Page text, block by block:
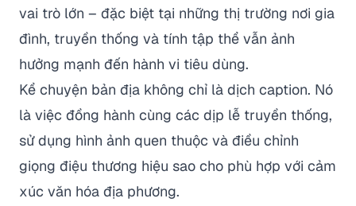
vai trò lớn – đặc biệt tại những thị trường nơi gia
đình, truyền thống và tính tập thể vẫn ảnh
hưởng mạnh đến hành vi tiêu dùng.
Kể chuyện bản địa không chỉ là dịch caption. Nó
là việc đồng hành cùng các dịp lễ truyền thống,
sử dụng hình ảnh quen thuộc và điều chỉnh
giọng điệu thương hiệu sao cho phù hợp với cảm
xúc văn hóa địa phương.